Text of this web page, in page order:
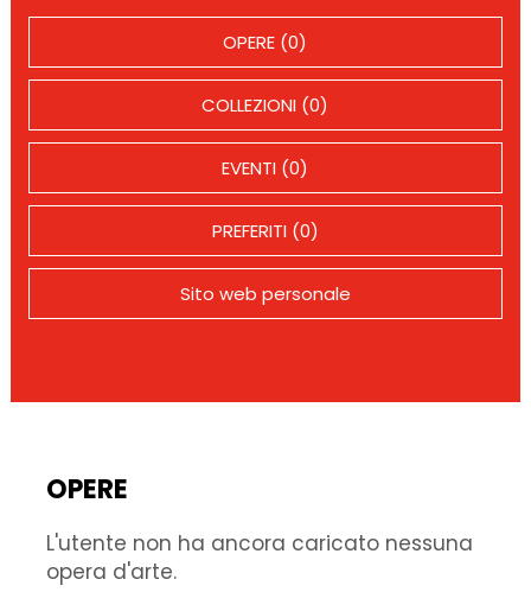
OPERE (0)
COLLEZIONI (0)
EVENTI (0)
PREFERITI (0)
Sito web personale
OPERE
L'utente non ha ancora caricato nessuna
opera d'arte.